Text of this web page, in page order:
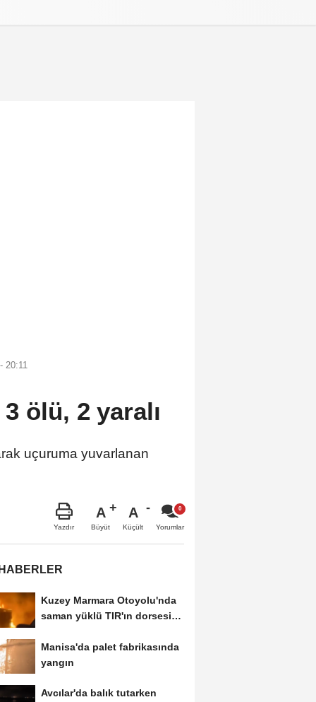
20:11
ölü, 2 yaralı
uçuruma yuvarlanan
Yazdır
A
Büyüt
A
Küçült Yorumlar
Kuzey Marmara Otoyolu'nda
saman yüklü TIR'ın dorsesi
Manisa'da palet fabrikasında
yangın
Avcılar'da balık tutarken